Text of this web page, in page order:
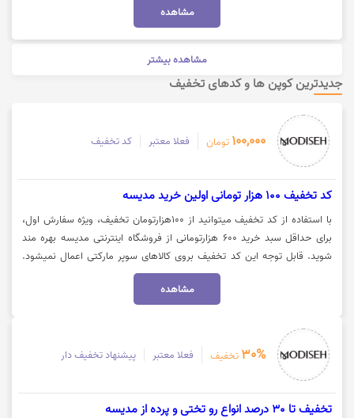
مشاهده
مشاهده بیشتر
جدیدترین کوپن ها و کدهای تخفیف
100,000 تومان فعلا معتبر کد تخفیف
کد تخفیف 100 هزار تومانی اولین خرید مدیسه
با استفاده از کد تخفیف میتوانید از 100هزارتومان تخفیف، ویژه سفارش اول،
برای حداقل سبد خرید 600 هزارتومانی از فروشگاه اینترنتی مدیسه بهره مند
شوید. قابل توجه این کد تخفیف بروی کالاهای سوپر مارکتی اعمال نمیشود.
جهت استفاده از کد تخفیف میبایست کد را کپی کرده و بر روی گزینه "خرید کنید"
مشاهده
30% تخفیف فعلا معتبر پیشنهاد تخفیف دار
تخفیف تا 30 درصد انواع رو تختی و پرده از مدیسه